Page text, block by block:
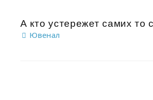
А кто устережет самих то
Ювенал